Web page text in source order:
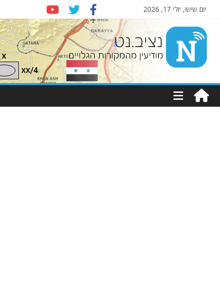
יום שישי, יולי 17, 2026
Nziv.net
מודיעין
מהמקורות